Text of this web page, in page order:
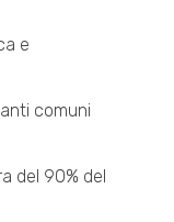
e
comuni
del 90% del